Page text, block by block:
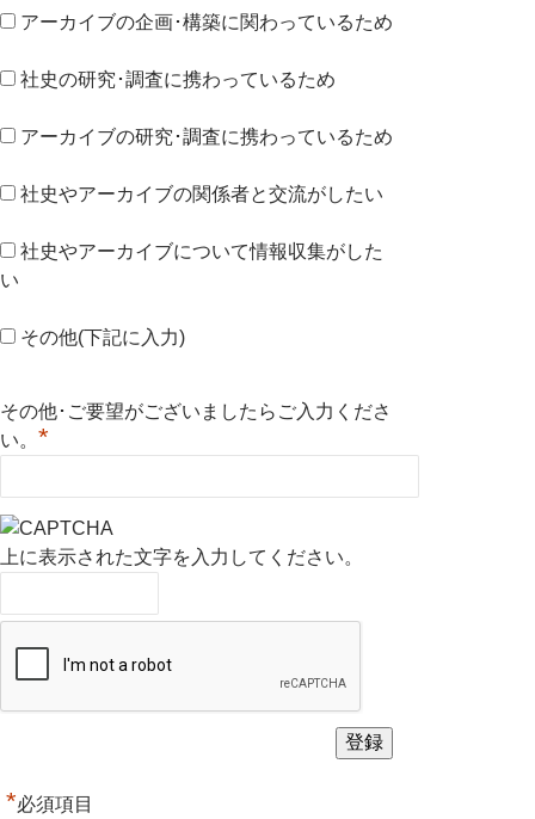
アーカイブの企画･構築に関わっているため
社史の研究･調査に携わっているため
アーカイブの研究･調査に携わっているため
社史やアーカイブの関係者と交流がしたい
社史やアーカイブについて情報収集がした
い
その他(下記に入力)
その他･ご要望がございましたらご入力くださ
い。 *
上に表示された文字を入力してください。
*必須項目